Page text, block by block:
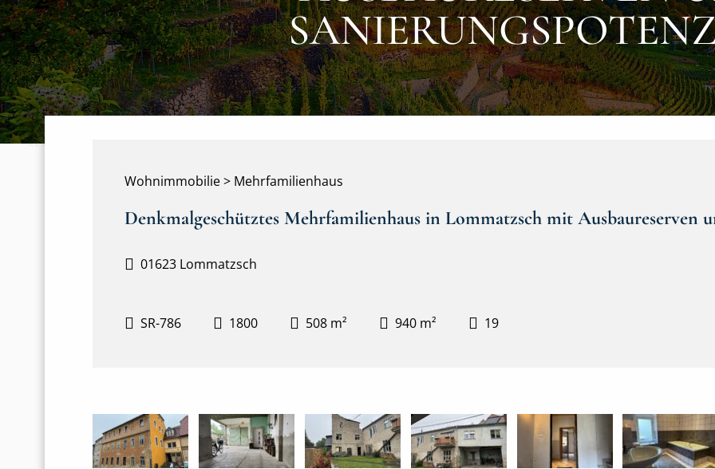
Wohnimmobilie > Mehrfamilienhaus
Denkmalgeschütztes Mehrfamilienhaus in Lommatzsch mit Ausbaureserven
01623 Lommatzsch
SR-786 1800 508 m² 940 m² 19